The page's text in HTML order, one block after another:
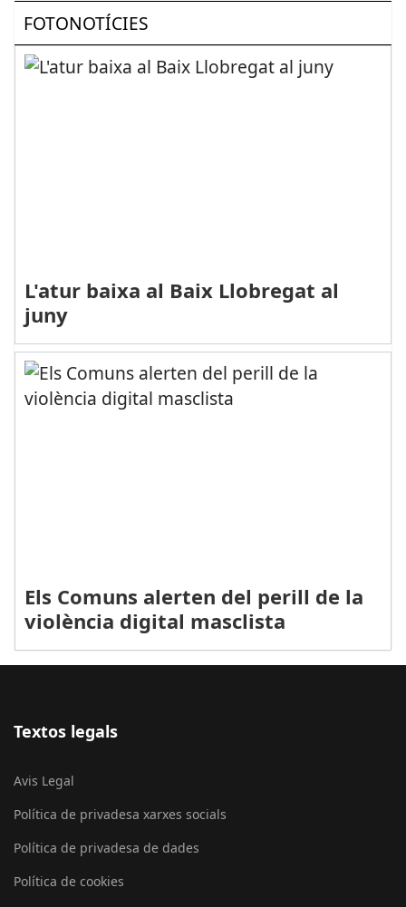
FOTONOTÍCIES
L'atur baixa al Baix Llobregat al
juny
Els Comuns alerten del perill de la
violència digital masclista
Textos legals
Avis Legal
Política de privadesa xarxes socials
Política de privadesa de dades
Política de cookies